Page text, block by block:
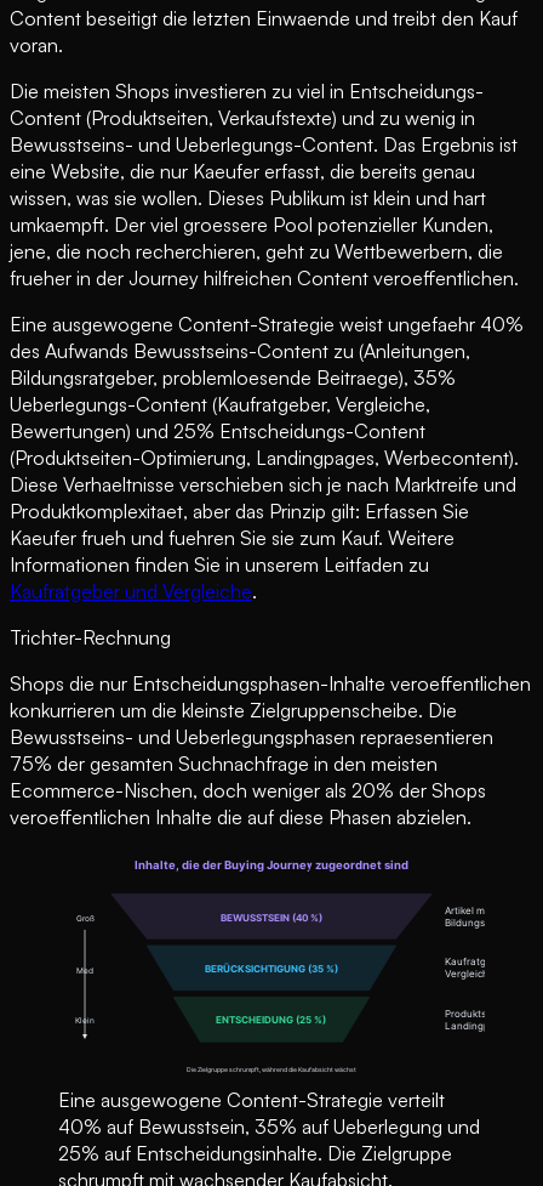
Content beseitigt die letzten Einwaende und treibt den Kauf
voran.
Die meisten Shops investieren zu viel in Entscheidungs-
Content (Produktseiten, Verkaufstexte) und zu wenig in
Bewusstseins- und Ueberlegungs-Content. Das Ergebnis ist
eine Website, die nur Kaeufer erfasst, die bereits genau
wissen, was sie wollen. Dieses Publikum ist klein und hart
umkaempft. Der viel groessere Pool potenzieller Kunden,
jene, die noch recherchieren, geht zu Wettbewerbern, die
frueher in der Journey hilfreichen Content veroeffentlichen.
Eine ausgewogene Content-Strategie weist ungefaehr 40%
des Aufwands Bewusstseins-Content zu (Anleitungen,
Bildungsratgeber, problemloesende Beitraege), 35%
Ueberlegungs-Content (Kaufratgeber, Vergleiche,
Bewertungen) und 25% Entscheidungs-Content
(Produktseiten-Optimierung, Landingpages, Werbecontent).
Diese Verhaeltnisse verschieben sich je nach Marktreife und
Produktkomplexitaet, aber das Prinzip gilt: Erfassen Sie
Kaeufer frueh und fuehren Sie sie zum Kauf. Weitere
Informationen finden Sie in unserem Leitfaden zu
Kaufratgeber und Vergleiche.
Trichter-Rechnung
Shops die nur Entscheidungsphasen-Inhalte veroeffentlichen
konkurrieren um die kleinste Zielgruppenscheibe. Die
Bewusstseins- und Ueberlegungsphasen repraesentieren
75% der gesamten Suchnachfrage in den meisten
Ecommerce-Nischen, doch weniger als 20% der Shops
veroeffentlichen Inhalte die auf diese Phasen abzielen.
Eine ausgewogene Content-Strategie verteilt
40% auf Bewusstsein, 35% auf Ueberlegung und
25% auf Entscheidungsinhalte. Die Zielgruppe
schrumpft mit wachsender Kaufabsicht.